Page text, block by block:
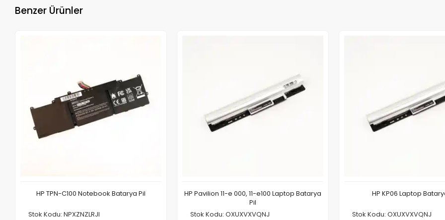
Benzer Ürünler
HP TPN-C100 Notebook Batarya Pil
Stok Kodu: NPXZNZLRJI
HP Pavilion 11-e 000, 11-e100 Laptop Batarya
Pil
Stok Kodu: OXUXVXVQNJ
HP KP06 Laptop
Stok Kodu: OXUXVXVQNJ